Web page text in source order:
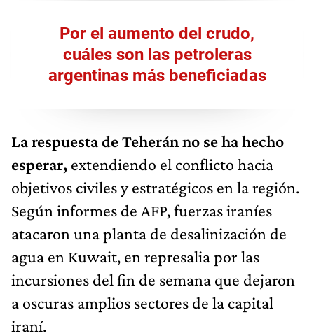
Por el aumento del crudo,
cuáles son las petroleras
argentinas más beneficiadas
La respuesta de Teherán no se ha hecho
esperar, extendiendo el conflicto hacia
objetivos civiles y estratégicos en la región.
Según informes de AFP, fuerzas iraníes
atacaron una planta de desalinización de
agua en Kuwait, en represalia por las
incursiones del fin de semana que dejaron
a oscuras amplios sectores de la capital
iraní.